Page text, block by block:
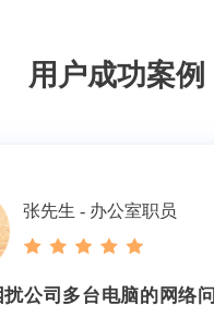
用户成功案例
张先生 - 办公室职员
公司多台电脑的网络